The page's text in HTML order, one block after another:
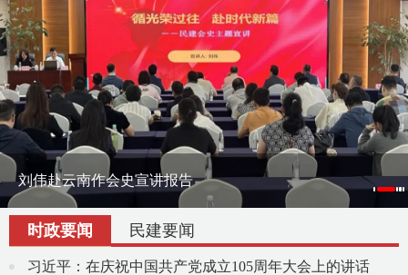
刘伟率课题组赴宁夏调研地方组织会员发展
渝滇民建书画院在昆明举办交流笔会
刘伟赴云南作会史宣讲报告
时政要闻 民建要闻
习近平：在庆祝中国共产党成立105周年大会上的讲话